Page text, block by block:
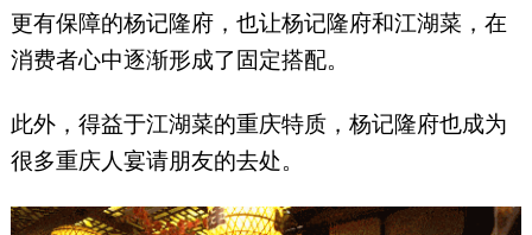
更有保障的杨记隆府，也让杨记隆府和江湖菜，在
消费者心中逐渐形成了固定搭配。
此外，得益于江湖菜的重庆特质，杨记隆府也成为
很多重庆人宴请朋友的去处。